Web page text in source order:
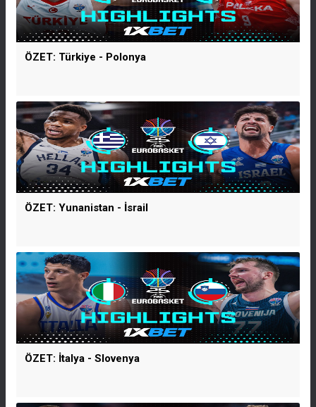
ÖZET: Türkiye - Polonya
ÖZET: Yunanistan - İsrail
ÖZET: İtalya - Slovenya